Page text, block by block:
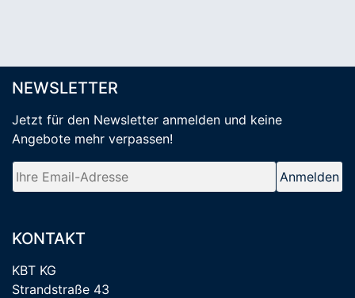
NEWSLETTER
Jetzt für den Newsletter anmelden und keine
Angebote mehr verpassen!
KONTAKT
KBT KG
Strandstraße 43